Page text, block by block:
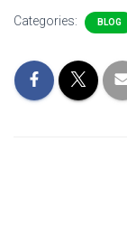
Categories: BLOG